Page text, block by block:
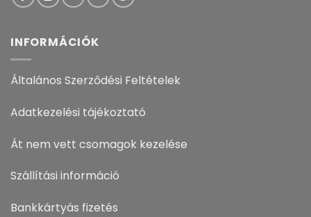
INFORMÁCIÓK
Általános Szerződési Feltételek
Adatkezelési tájékoztató
Át nem vett csomagok kezelése
Szállítási információ
Bankkártyás fizetés